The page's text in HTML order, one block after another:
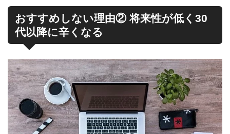
おすすめしない理由② 将来性が低く30
代以降に辛くなる